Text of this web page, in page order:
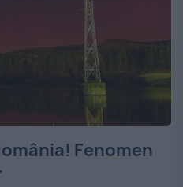
Fenomen